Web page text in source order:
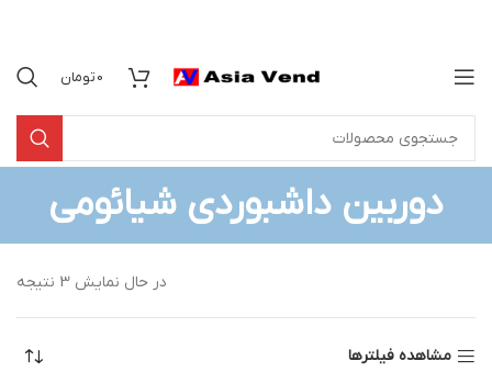
0تومان
دوربین داشبوردی شیائومی
در حال نمایش 3 نتیجه
مشاهده فیلترها